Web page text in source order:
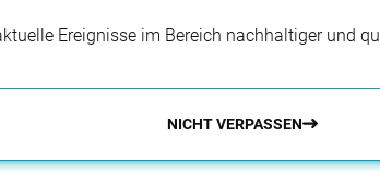
Ereignisse im Bereich nachhaltiger und
NICHT VERPASSEN